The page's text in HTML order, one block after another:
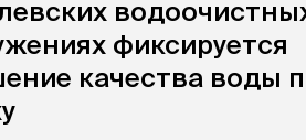
фиксируется
качества воды